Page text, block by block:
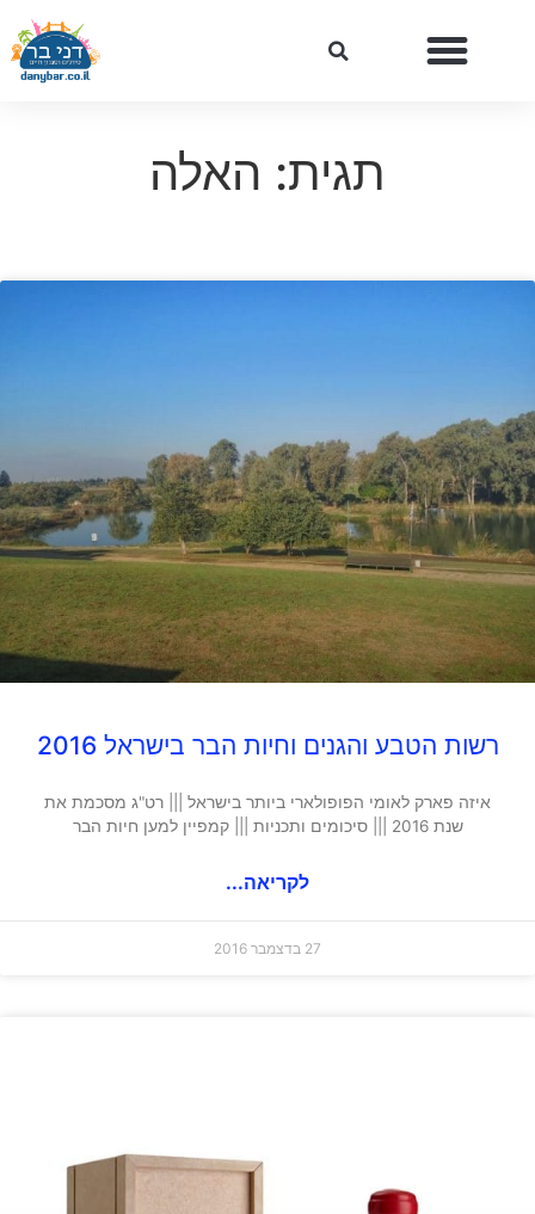
תגית: האלה
רשות הטבע והגנים וחיות הבר בישראל 2016
איזה פארק לאומי הפופולארי ביותר בישראל ||| רט"ג מסכמת את
שנת 2016 ||| סיכומים ותכניות ||| קמפיין למען חיות הבר
לקריאה...
27 בדצמבר 2016